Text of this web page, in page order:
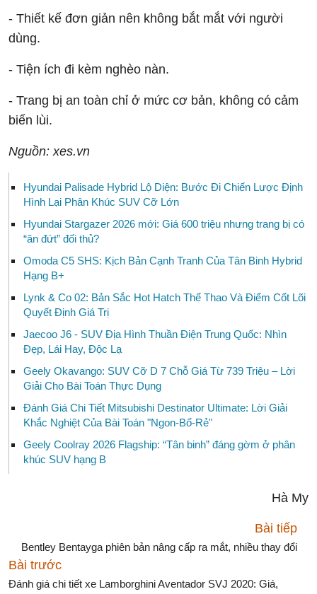
- Thiết kế đơn giản nên không bắt mắt với người
dùng.
- Tiện ích đi kèm nghèo nàn.
- Trang bị an toàn chỉ ở mức cơ bản, không có cảm
biến lùi.
Nguồn: xes.vn
Hyundai Palisade Hybrid Lộ Diện: Bước Đi Chiến Lược Định
Hình Lại Phân Khúc SUV Cỡ Lớn
Hyundai Stargazer 2026 mới: Giá 600 triệu nhưng trang bị có
“ăn đứt” đối thủ?
Omoda C5 SHS: Kịch Bản Cạnh Tranh Của Tân Binh Hybrid
Hạng B+
Lynk & Co 02: Bản Sắc Hot Hatch Thể Thao Và Điểm Cốt Lõi
Quyết Định Giá Trị
Jaecoo J6 - SUV Địa Hình Thuần Điện Trung Quốc: Nhìn
Đẹp, Lái Hay, Độc Lạ
Geely Okavango: SUV Cỡ D 7 Chỗ Giá Từ 739 Triệu – Lời
Giải Cho Bài Toán Thực Dụng
Đánh Giá Chi Tiết Mitsubishi Destinator Ultimate: Lời Giải
Khắc Nghiệt Của Bài Toán "Ngon-Bổ-Rẻ"
Geely Coolray 2026 Flagship: “Tân binh” đáng gờm ở phân
khúc SUV hạng B
Hà My
Bài tiếp
Bentley Bentayga phiên bản nâng cấp ra mắt, nhiều thay đổi
Bài trước
Đánh giá chi tiết xe Lamborghini Aventador SVJ 2020: Giá,